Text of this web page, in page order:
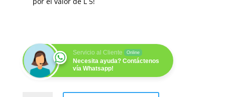
Servicio al Cliente Online
Necesita ayuda? Contáctenos
vía Whatsapp!